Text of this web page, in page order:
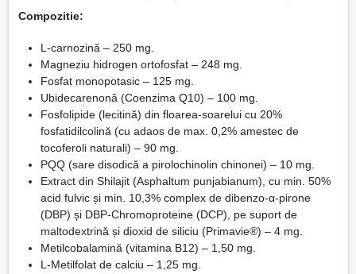
Compozitie:
L-carnozină – 250 mg.
Magneziu hidrogen ortofosfat – 248 mg.
Fosfat monopotasic – 125 mg.
Ubidecarenonă (Coenzima Q10) – 100 mg.
Fosfolipide (lecitină) din floarea-soarelui cu 20%
fosfatidilcolină (cu adaos de max. 0,2% amestec de
tocoferoli naturali) – 90 mg.
PQQ (sare disodică a pirolochinolin chinonei) – 10 mg.
Extract din Shilajit (Asphaltum punjabianum), cu min. 50%
acid fulvic și min. 10,3% complex de dibenzo-α-pirone
(DBP) și DBP-Chromoproteine (DCP), pe suport de
maltodextrină și dioxid de siliciu (Primavie®) – 4 mg.
Metilcobalamină (vitamina B12) – 1,50 mg.
L-Metilfolat de calciu – 1,25 mg.